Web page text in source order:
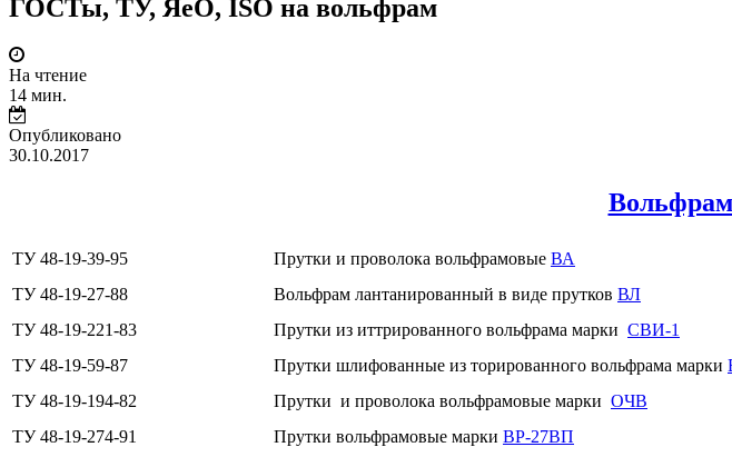
ГОСТы, ТУ, ЯеО, ISO на вольфрам
На чтение
14 мин.
Опубликовано
30.10.2017
ТУ 48-19-39-95 Прутки и проволока вольфрамовые ВА
ТУ 48-19-27-88
Вольфрам лантанированный в виде прутков ВЛ
ТУ 48-19-221-83
Прутки из иттрированного вольфрама марки СВИ-1
ТУ 48-19-59-87
Прутки шлифованные из торированного вольфрама марки
ТУ 48-19-194-82
Прутки и проволока вольфрамовые марки ОЧВ
ТУ 48-19-274-91
Прутки вольфрамовые марки ВР-27ВП